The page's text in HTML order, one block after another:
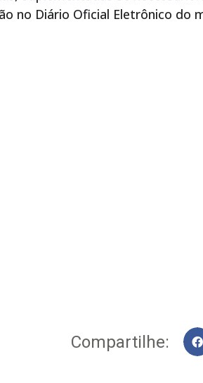
no Diário Oficial Eletrônico do
Compartilhe: